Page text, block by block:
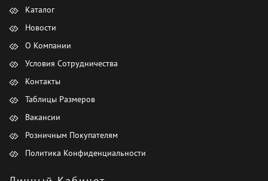
Каталог
Новости
О Компании
Условия Сотрудничества
Контакты
Таблицы Размеров
Вакансии
Розничным Покупателям
Политика Конфиденциальности